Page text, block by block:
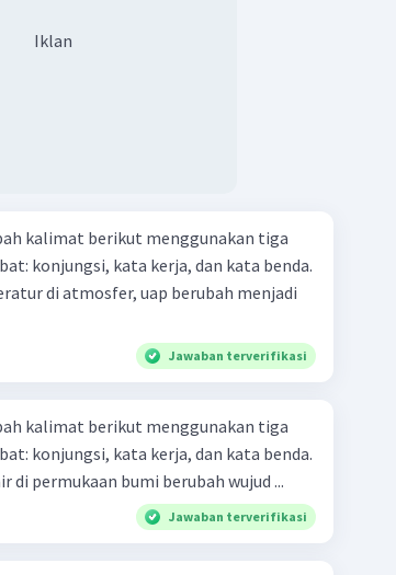
Iklan
kalimat berikut menggunakan tiga
konjungsi, kata kerja, dan kata benda.
di atmosfer, uap berubah menjadi
Jawaban terverifikasi
kalimat berikut menggunakan tiga
konjungsi, kata kerja, dan kata benda.
di permukaan bumi berubah wujud ...
Jawaban terverifikasi